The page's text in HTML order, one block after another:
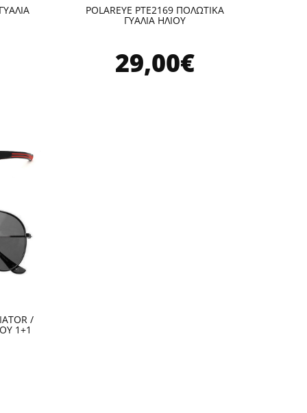
POLAREYE PTE2169 ΠΟΛΩΤΙΚΑ
ΓΥΑΛΙΑ ΗΛΙΟΥ
29,00€
/
1+1